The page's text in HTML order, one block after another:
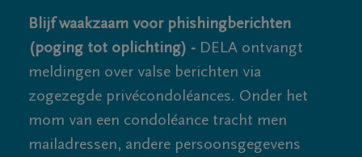
Blijf waakzaam voor phishingberichten
(poging tot oplichting) - DELA ontvangt
meldingen over valse berichten via
zogezegde privécondoléances. Onder het
mom van een condoléance tracht men
mailadressen, andere persoonsgegevens